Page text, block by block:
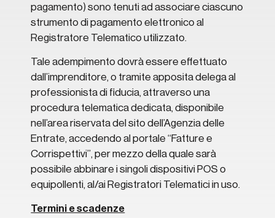
pagamento) sono tenuti ad associare ciascuno
strumento di pagamento elettronico al
Registratore Telematico utilizzato.
Tale adempimento dovrà essere effettuato
dall’imprenditore, o tramite apposita delega al
professionista di fiducia, attraverso una
procedura telematica dedicata, disponibile
nell’area riservata del sito dell’Agenzia delle
Entrate, accedendo al portale “Fatture e
Corrispettivi”, per mezzo della quale sarà
possibile abbinare i singoli dispositivi POS o
equipollenti, al/ai Registratori Telematici in uso.
Termini e scadenze